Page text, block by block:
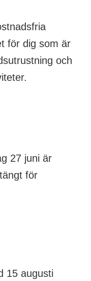
för dig som är
och
27 juni är
för
15 augusti